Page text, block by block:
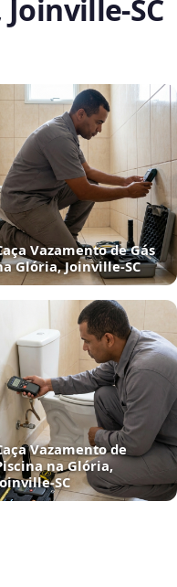
Vazamento de Gás
Glória, Joinville‑SC
Vazamento de
na Glória,